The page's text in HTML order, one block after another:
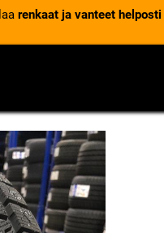
renkaat ja vanteet helposti